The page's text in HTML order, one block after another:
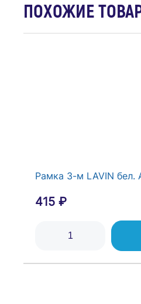
ПОХОЖИЕ
Рамка 3-м LAVIN бел.
415 ₽